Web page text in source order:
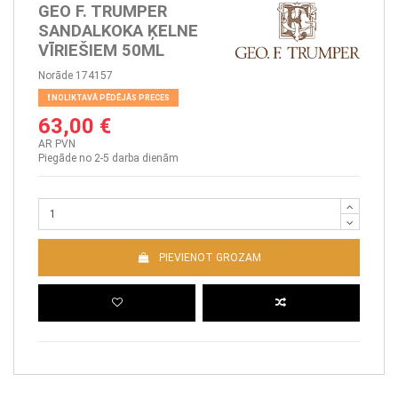
GEO F. TRUMPER
SANDALKOKA ĶELNE
VĪRIEŠIEM 50ML
Norāde 174157
NOLIKTAVĀ PĒDĒJĀS PRECES
63,00 €
AR PVN
Piegāde no 2-5 darba dienām
PIEVIENOT GROZAM